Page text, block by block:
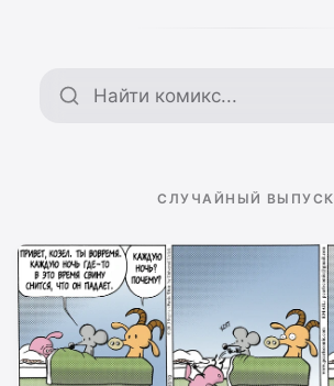
Поиск по архиву
СЛУЧАЙНЫЙ ВЫПУСК